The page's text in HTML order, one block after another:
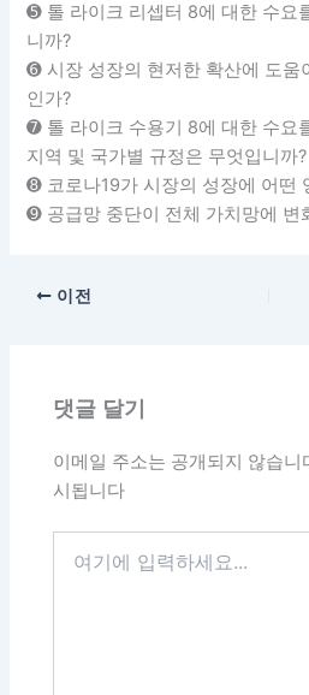
➎ 톨 라이크 리셉터 8에 대한 수요
니까?
➏ 시장 성장의 현저한 확산에 도움
인가?
➐ 톨 라이크 수용기 8에 대한 수요
지역 및 국가별 규정은 무엇입니까?
➑ 코로나19가 시장의 성장에 어떤
➒ 공급망 중단이 전체 가치망에 변
이전
댓글 달기
이메일 주소는 공개되지 않습니
시됩니다